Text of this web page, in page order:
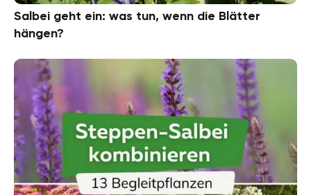
Salbei geht ein: was tun, wenn die Blätter
hängen?